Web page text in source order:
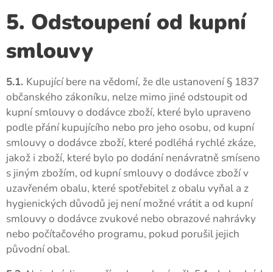
5. Odstoupení od kupní
smlouvy
5.1. Kupující bere na vědomí, že dle ustanovení § 1837
občanského zákoníku, nelze mimo jiné odstoupit od
kupní smlouvy o dodávce zboží, které bylo upraveno
podle přání kupujícího nebo pro jeho osobu, od kupní
smlouvy o dodávce zboží, které podléhá rychlé zkáze,
jakož i zboží, které bylo po dodání nenávratně smíseno
s jiným zbožím, od kupní smlouvy o dodávce zboží v
uzavřeném obalu, které spotřebitel z obalu vyňal a z
hygienických důvodů jej není možné vrátit a od kupní
smlouvy o dodávce zvukové nebo obrazové nahrávky
nebo počítačového programu, pokud porušil jejich
původní obal.